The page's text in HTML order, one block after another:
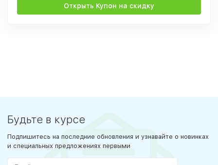
Открыть Купон на скидку
Будьте в курсе
Подпишитесь на последние обновления и узнавайте о новинках
и специальных предложениях первыми